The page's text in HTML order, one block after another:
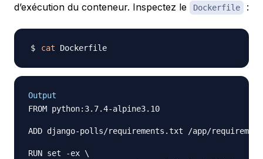
d’exécution du conteneur. Inspectez le
Dockerfile :
cat
Output
FROM python:3.7.4-alpine3.10
ADD django-polls/requirements.txt /app/
RUN set -ex \